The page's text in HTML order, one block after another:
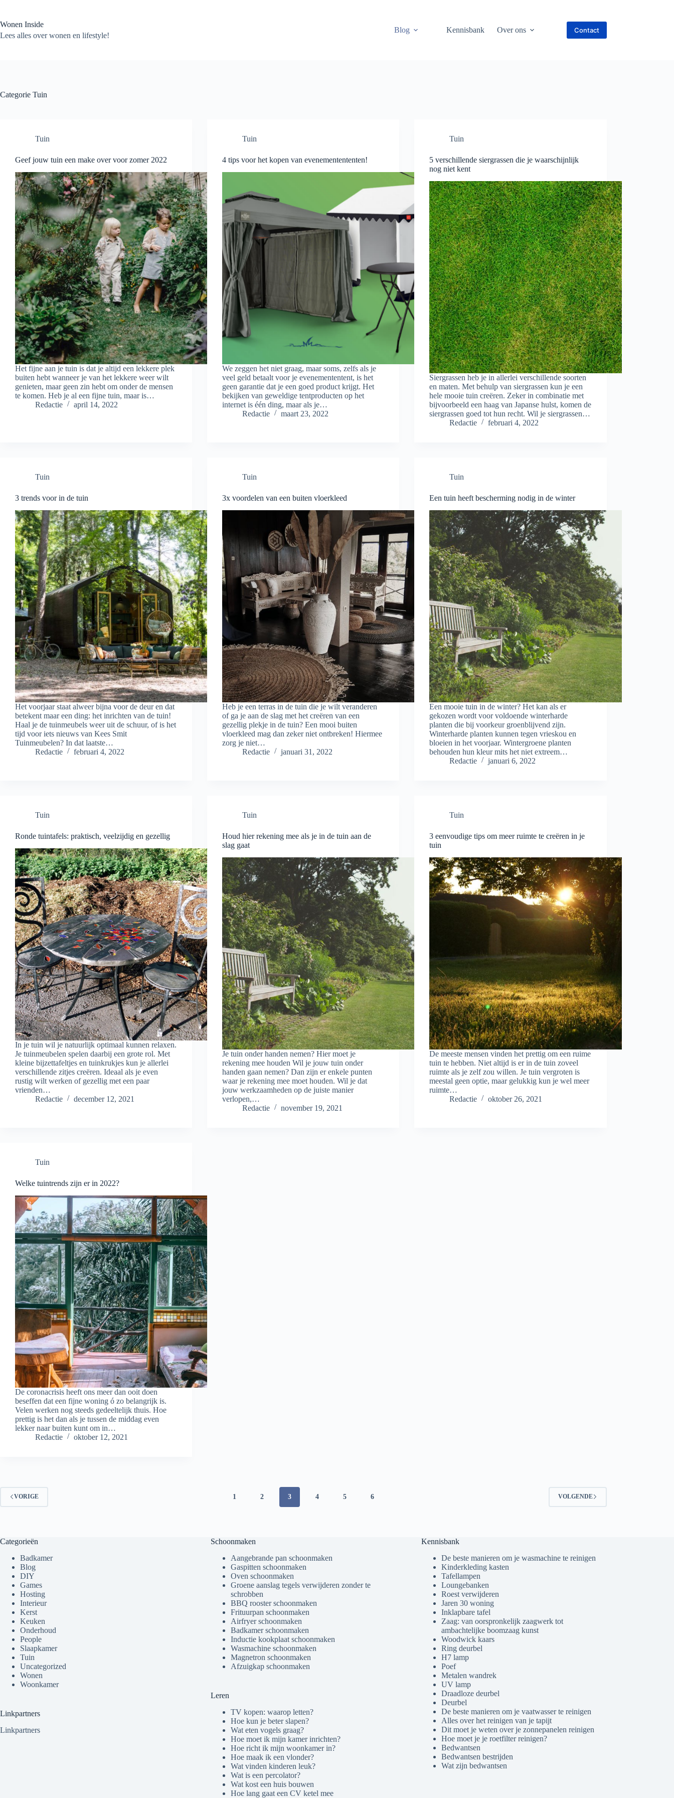
de
inhoud
Wonen Inside
Lees alles over wonen en lifestyle!
Blog Kennisbank Over ons Contact
Categorie Tuin
Tuin
Geef jouw tuin een make over voor zomer 2022
Het fijne aan je tuin is dat je altijd een lekkere plek
buiten hebt wanneer je van het lekkere weer wilt
genieten, maar geen zin hebt om onder de mensen
te komen. Heb je al een fijne tuin, maar is…
Redactie
april 14, 2022
Tuin
4 tips voor het kopen van evenementententen!
We zeggen het niet graag, maar soms, zelfs als je
veel geld betaalt voor je evenemententent, is het
geen garantie dat je een goed product krijgt. Het
bekijken van geweldige tentproducten op het
internet is één ding, maar als je…
Redactie
maart 23, 2022
Tuin
5 verschillende siergrassen die je waarschijnlijk
nog niet kent
Siergrassen heb je in allerlei verschillende soorten
en maten. Met behulp van siergrassen kun je een
hele mooie tuin creëren. Zeker in combinatie met
bijvoorbeeld een haag van Japanse hulst, komen de
siergrassen goed tot hun recht. Wil je siergrassen…
Redactie
februari 4, 2022
Tuin
3 trends voor in de tuin
Het voorjaar staat alweer bijna voor de deur en dat
betekent maar een ding: het inrichten van de tuin!
Haal je de tuinmeubels weer uit de schuur, of is het
tijd voor iets nieuws van Kees Smit
Tuinmeubelen? In dat laatste…
Redactie
februari 4, 2022
Tuin
3x voordelen van een buiten vloerkleed
Heb je een terras in de tuin die je wilt veranderen
of ga je aan de slag met het creëren van een
gezellig plekje in de tuin? Een mooi buiten
vloerkleed mag dan zeker niet ontbreken! Hiermee
zorg je niet…
Redactie
januari 31, 2022
Tuin
Een tuin heeft bescherming nodig in de winter
Een mooie tuin in de winter? Het kan als er
gekozen wordt voor voldoende winterharde
planten die bij voorkeur groenblijvend zijn.
Winterharde planten kunnen tegen vrieskou en
bloeien in het voorjaar. Wintergroene planten
behouden hun kleur mits het niet extreem…
Redactie
januari 6, 2022
Tuin
Ronde tuintafels: praktisch, veelzijdig en gezellig
In je tuin wil je natuurlijk optimaal kunnen relaxen.
Je tuinmeubelen spelen daarbij een grote rol. Met
kleine bijzettafeltjes en tuinkrukjes kun je allerlei
verschillende zitjes creëren. Ideaal als je even
rustig wilt werken of gezellig met een paar
vrienden…
Redactie
december 12, 2021
Tuin
Houd hier rekening mee als je in de tuin aan de
slag gaat
Je tuin onder handen nemen? Hier moet je
rekening mee houden Wil je jouw tuin onder
handen gaan nemen? Dan zijn er enkele punten
waar je rekening mee moet houden. Wil je dat
jouw werkzaamheden op de juiste manier
verlopen,…
Redactie
november 19, 2021
Tuin
3 eenvoudige tips om meer ruimte te creëren in je
tuin
De meeste mensen vinden het prettig om een ruime
tuin te hebben. Niet altijd is er in de tuin zoveel
ruimte als je zelf zou willen. Je tuin vergroten is
meestal geen optie, maar gelukkig kun je wel meer
ruimte…
Redactie
oktober 26, 2021
Tuin
Welke tuintrends zijn er in 2022?
De coronacrisis heeft ons meer dan ooit doen
beseffen dat een fijne woning ó zo belangrijk is.
Velen werken nog steeds gedeeltelijk thuis. Hoe
prettig is het dan als je tussen de middag even
lekker naar buiten kunt om in…
Redactie
oktober 12, 2021
VORIGE 1 2 3 4 5 6 VOLGENDE
Categorieën
Badkamer
Blog
DIY
Games
Hosting
Interieur
Kerst
Keuken
Onderhoud
People
Slaapkamer
Tuin
Uncategorized
Wonen
Woonkamer
Linkpartners
Linkpartners
Schoonmaken
Aangebrande pan schoonmaken
Gaspitten schoonmaken
Oven schoonmaken
Groene aanslag tegels verwijderen zonder te
schrobben
BBQ rooster schoonmaken
Frituurpan schoonmaken
Airfryer schoonmaken
Badkamer schoonmaken
Inductie kookplaat schoonmaken
Wasmachine schoonmaken
Magnetron schoonmaken
Afzuigkap schoonmaken
Leren
TV kopen: waarop letten?
Hoe kun je beter slapen?
Wat eten vogels graag?
Hoe moet ik mijn kamer inrichten?
Hoe richt ik mijn woonkamer in?
Hoe maak ik een vlonder?
Wat vinden kinderen leuk?
Wat is een percolator?
Wat kost een huis bouwen
Hoe lang gaat een CV ketel mee
Kennisbank
De beste manieren om je wasmachine te reinigen
Kinderkleding kasten
Tafellampen
Loungebanken
Roest verwijderen
Jaren 30 woning
Inklapbare tafel
Zaag: van oorspronkelijk zaagwerk tot
ambachtelijke boomzaag kunst
Woodwick kaars
Ring deurbel
H7 lamp
Poef
Metalen wandrek
UV lamp
Draadloze deurbel
Deurbel
De beste manieren om je vaatwasser te reinigen
Alles over het reinigen van je tapijt
Dit moet je weten over je zonnepanelen reinigen
Hoe moet je je roetfilter reinigen?
Bedwantsen
Bedwantsen bestrijden
Wat zijn bedwantsen